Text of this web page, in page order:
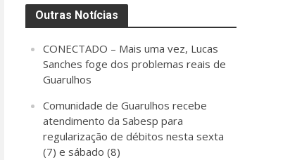
Outras Notícias
CONECTADO – Mais uma vez, Lucas
Sanches foge dos problemas reais de
Guarulhos
Comunidade de Guarulhos recebe
atendimento da Sabesp para
regularização de débitos nesta sexta
(7) e sábado (8)